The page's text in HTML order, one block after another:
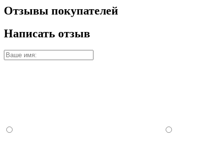
Отзывы покупателей
Написать отзыв